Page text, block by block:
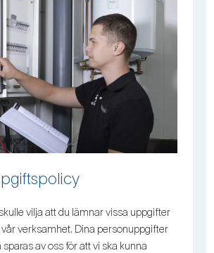
vilja att du lämnar vissa uppgifter
verksamhet. Dina personuppgifter
av oss för att vi ska kunna